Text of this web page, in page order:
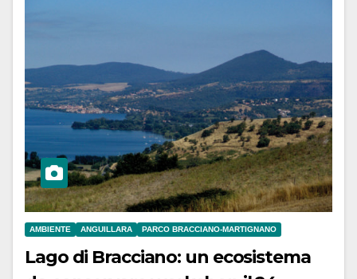
AMBIENTE ANGUILLARA PARCO BRACCIANO-MARTIGNANO
Lago di Bracciano: un ecosistema